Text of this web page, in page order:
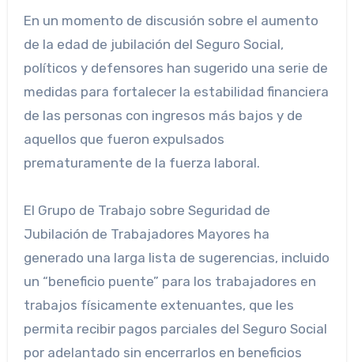
En un momento de discusión sobre el aumento
de la edad de jubilación del Seguro Social,
políticos y defensores han sugerido una serie de
medidas para fortalecer la estabilidad financiera
de las personas con ingresos más bajos y de
aquellos que fueron expulsados ​​
prematuramente de la fuerza laboral.
El Grupo de Trabajo sobre Seguridad de
Jubilación de Trabajadores Mayores ha
generado una larga lista de sugerencias, incluido
un “beneficio puente” para los trabajadores en
trabajos físicamente extenuantes, que les
permita recibir pagos parciales del Seguro Social
por adelantado sin encerrarlos en beneficios